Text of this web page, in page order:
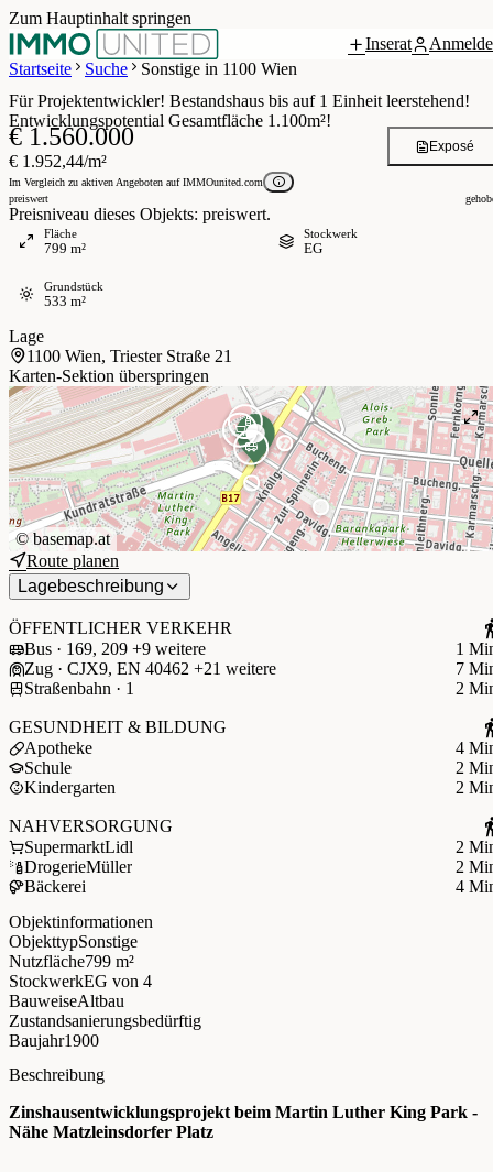
Zum Hauptinhalt springen
Inserat
Startseite
Suche Sonstige in 1100 Wien
/ 12
Für Projektentwickler! Bestandshaus bis auf 1 Einheit leerstehend!
Entwicklungspotential Gesamtfläche 1.100m²!
€ 1.560.000
€ 1.952,44/m²
Im Vergleich zu aktiven Angeboten auf IMMOunited.com
preiswert
Preisniveau dieses Objekts: preiswert.
Exposé
Fläche
799 m²
Stockwerk
EG
Grundstück
533 m²
Lage
1100 Wien, Triester Straße 21
Karten-Sektion überspringen
© basemap.at
Route planen
Lagebeschreibung
ÖFFENTLICHER VERKEHR
Bus · 169, 209 +9 weitere
1
Zug · CJX9, EN 40462 +21 weitere
7
Straßenbahn · 1
2
GESUNDHEIT & BILDUNG
Apotheke
4
Schule
2
Kindergarten
2
NAHVERSORGUNG
SupermarktLidl
2
DrogerieMüller
2
Bäckerei
4
Objektinformationen
ObjekttypSonstige
Nutzfläche799 m²
StockwerkEG von 4
BauweiseAltbau
Zustandsanierungsbedürftig
Baujahr1900
Beschreibung
Zinshausentwicklungsprojekt beim Martin Luther King Park -
Nähe Matzleinsdorfer Platz